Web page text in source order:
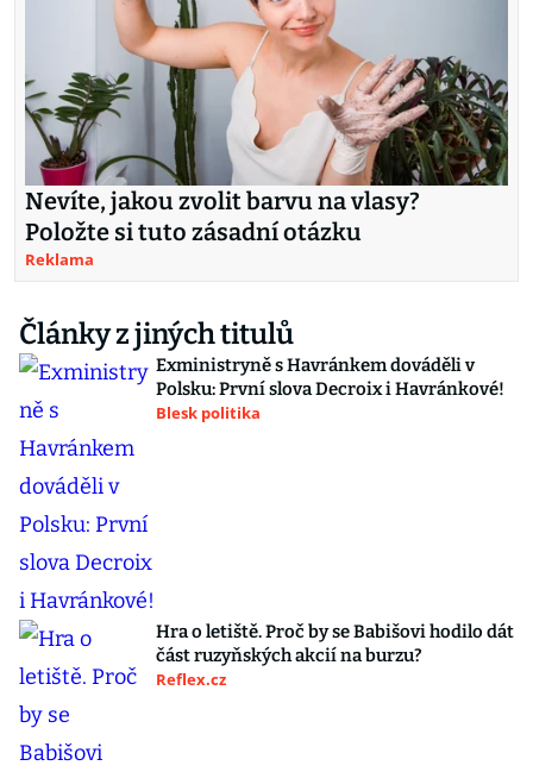
Nevíte, jakou zvolit barvu na vlasy?
Položte si tuto zásadní otázku
Reklama
Články z jiných titulů
Exministryně s Havránkem dováděli v
Polsku: První slova Decroix i Havránkové!
Blesk politika
Hra o letiště. Proč by se Babišovi hodilo dát
část ruzyňských akcií na burzu?
Reflex.cz